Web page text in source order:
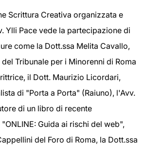
Scrittura Creativa organizzata e
Ylli Pace vede la partecipazione di
come la Dott.ssa Melita Cavallo,
Tribunale per i Minorenni di Roma
il Dott. Maurizio Licordari,
di "Porta a Porta" (Raiuno), l'Avv.
di un libro di recente
Guida ai rischi del web",
del Foro di Roma, la Dott.ssa